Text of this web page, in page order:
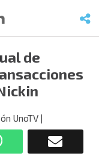
de
UnoTV |